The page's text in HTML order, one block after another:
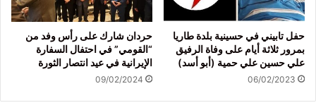
حفل تابيني في حسينية بلدة طاريا
بمرور ثلاثة أيام على وفاة الرفيق
علي حسين علي حمية (أبو أسد)
06/02/2023
حردان شارك على رأس وفد من
“القومي” في احتفال السفارة
الإيرانية في عيد انتصار الثورة
09/02/2024